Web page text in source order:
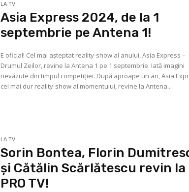
LA TV
Asia Express 2024, de la 1
septembrie pe Antena 1!
E oficial! Cel mai așteptat reality-show al anului, Asia Express –
Drumul Zeilor, revine la Antena 1 pe 1 septembrie. Iată imagini
nevăzute din timpul competiției. După aproape un an, Asia
cel mai dur reality-show al momentului, revine la Antena...
LA TV
Sorin Bontea, Florin
și Cătălin Scărlătescu revin la
PRO TV!